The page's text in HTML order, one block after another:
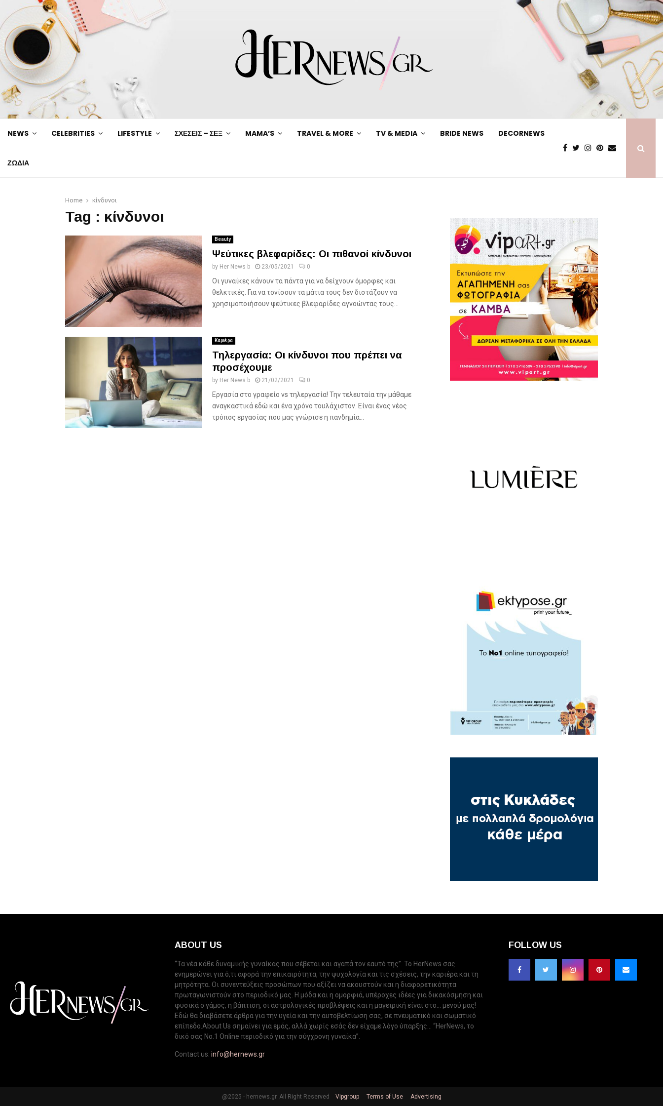
NEWS CELEBRITIES LIFESTYLE ΣΧΕΣΕΙΣ – ΣΕΞ MAMA’S TRAVEL & MORE TV & MEDIA BRIDE NEWS DECORNEWS
ΖΩΔΙΑ
Home κίνδυνοι
Tag : κίνδυνοι
Beauty
Ψεύτικες βλεφαρίδες: Οι πιθανοί κίνδυνοι
by Her News b 23/05/2021 0
Οι γυναίκες κάνουν τα πάντα για να δείχνουν όμορφες και
θελκτικές. Για να τονίσουν τα μάτια τους δεν διστάζουν να
χρησιμοποιήσουν ψεύτικες βλεφαρίδες αγνοώντας τους...
Καριέρα
Τηλεργασία: Οι κίνδυνοι που πρέπει να
προσέχουμε
by Her News b 21/02/2021 0
Εργασία στο γραφείο vs τηλεργασία! Την τελευταία την μάθαμε
αναγκαστικά εδώ και ένα χρόνο τουλάχιστον. Είναι ένας νέος
τρόπος εργασίας που μας γνώρισε η πανδημία...
ABOUT US
“Τα νέα κάθε δυναμικής γυναίκας που σέβεται και αγαπά τον εαυτό της”. Το HerNews σας
ενημερώνει για ό,τι αφορά την επικαιρότητα, την ψυχολογία και τις σχέσεις, την καριέρα και τη
μητρότητα. Οι συνεντεύξεις προσώπων που αξίζει να ακουστούν και η διαφορετικότητα
πρωταγωνιστούν στο περιοδικό μας. Η μόδα και η ομορφιά, υπέροχες ιδέες για δικακόσμηση και
φυσικά ο γάμος, η βάπτιση, οι αστρολογικές προβλέψεις και η μαγειρική είναι στο... μενού μας!
Εδώ θα διαβάσετε άρθρα για την υγεία και την αυτοβελτίωση σας, σε πνευματικό και σωματικό
επίπεδο.About Us σημαίνει για εμάς, αλλά χωρίς εσάς δεν είχαμε λόγο ύπαρξης... “HerNews, το
δικό σας Νo.1 Online περιοδικό για την σύγχρονη γυναίκα”.
Contact us: info@hernews.gr
FOLLOW US
@2025 - hernews.gr. All Right Reserved Vipgroup Terms of Use Advertising